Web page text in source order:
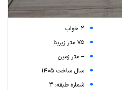
2 خواب
75 متر زیربنا
-- متر زمین
سال ساخت 1405
شماره طبقه: 3